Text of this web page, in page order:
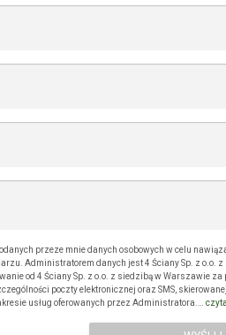
przeze mnie danych osobowych w celu
Administratorem danych jest 4 Ściany Sp. z o.o. z
od 4 Ściany Sp. z o.o. z siedzibą w Warszawie za
poczty elektronicznej oraz SMS,
usług oferowanych przez Administratora.…